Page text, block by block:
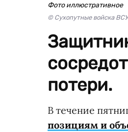
Фото иллюстративное
© Сухопутные войска
потери.
В течение
позициям и